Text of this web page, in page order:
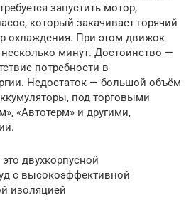
запустить мотор,
который закачивает горячий
охлаждения. При этом движок
несколько минут. Достоинство —
потребности в
Недостаток — большой объём
под торговыми
«Автотерм» и другими,
двухкорпусной
с высокоэффективной
изоляцией